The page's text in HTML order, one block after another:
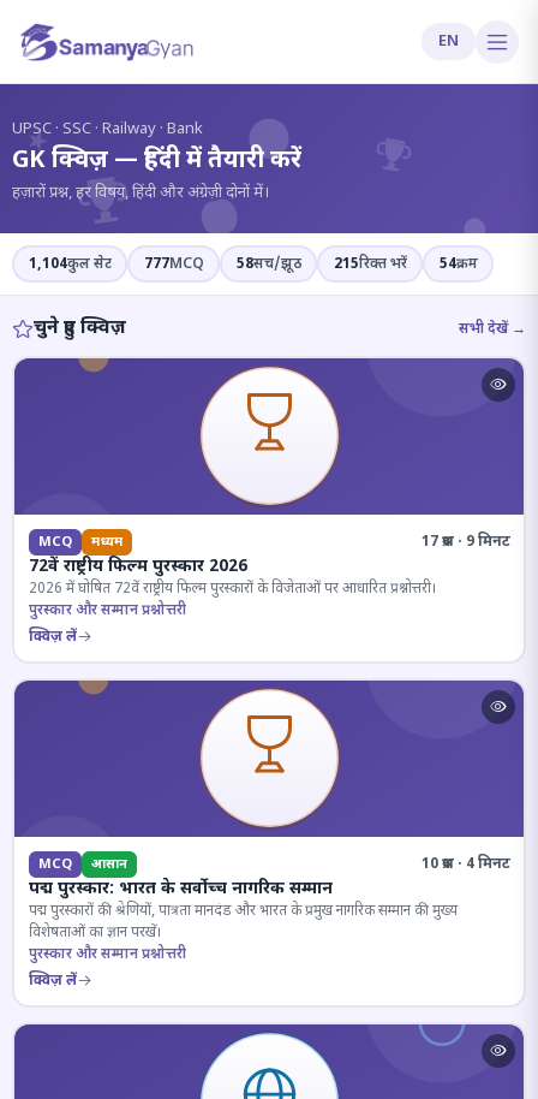
EN
?
UPSC · SSC · Railway · Bank
GK क्विज़ — हिंदी में तैयारी करें
हज़ारों प्रश्न, हर विषय, हिंदी और अंग्रेज़ी दोनों में।
1,104कुल सेट 777MCQ 58सच/झूठ 215रिक्त भरें 54क्रम
चुने हुए क्विज़ सभी देखें →
MCQ मध्यम 17 प्रश्न · 9 मिनट
72वें राष्ट्रीय फिल्म पुरस्कार 2026
2026 में घोषित 72वें राष्ट्रीय फिल्म पुरस्कारों के विजेताओं पर आधारित प्रश्नोत्तरी।
पुरस्कार और सम्मान प्रश्नोत्तरी
क्विज़ लें
MCQ आसान 10 प्रश्न · 4 मिनट
पद्म पुरस्कार: भारत के सर्वोच्च नागरिक सम्मान
पद्म पुरस्कारों की श्रेणियों, पात्रता मानदंड और भारत के प्रमुख नागरिक सम्मान की मुख्य
विशेषताओं का ज्ञान परखें।
पुरस्कार और सम्मान प्रश्नोत्तरी
क्विज़ लें